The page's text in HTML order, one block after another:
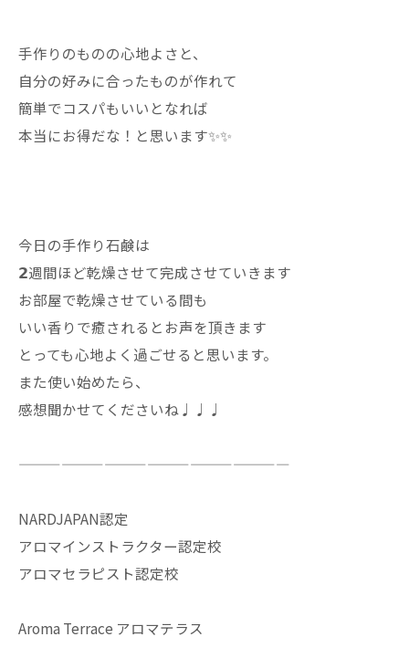
手作りのものの心地よさと、
自分の好みに合ったものが作れて
簡単でコスパもいいとなれば
本当にお得だな！と思います✨✨
今日の手作り石鹸は
𝟮週間ほど乾燥させて完成させていきます
お部屋で乾燥させている間も
いい香りで癒されるとお声を頂きます
とっても心地よく過ごせると思います。
また使い始めたら、
感想聞かせてくださいね♩♩♩
———————————————————
NARDJAPAN認定
アロマインストラクター認定校
アロマセラピスト認定校
Aroma Terrace アロマテラス